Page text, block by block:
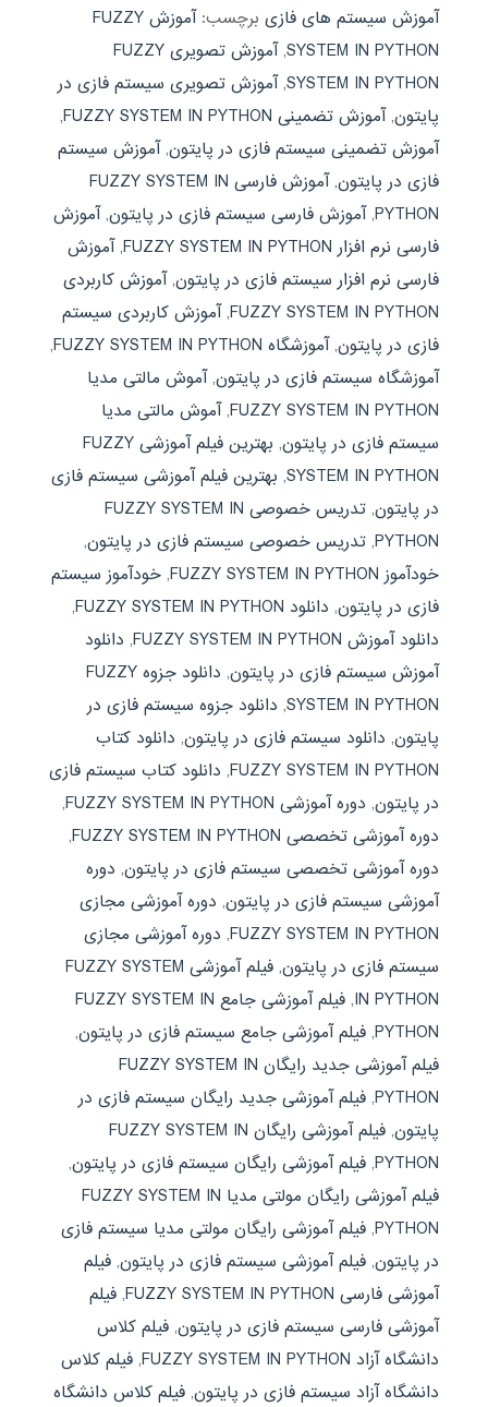
آموزش سیستم های فازی برچسب:
آموزش FUZZY
SYSTEM IN PYTHON
,
آموزش تصویری FUZZY
SYSTEM IN PYTHON
,آموزش تصویری سیستم فازی در
پایتون,آموزش تضمینی FUZZY SYSTEM IN PYTHON
,
آموزش تضمینی سیستم فازی در پایتون,آموزش سیستم
فازی در پایتون,
آموزش فارسی FUZZY SYSTEM IN
PYTHON
,آموزش فارسی سیستم فازی در پایتون,آموزش
فارسی نرم افزار FUZZY SYSTEM IN PYTHON
,آموزش
فارسی نرم افزار سیستم فازی در پایتون,آموزش کاربردی
FUZZY SYSTEM IN PYTHON
,آموزش کاربردی سیستم
فازی در پایتون,آموزشگاه FUZZY SYSTEM IN PYTHON
,
آموزشگاه سیستم فازی در پایتون,آموش مالتی مدیا
FUZZY SYSTEM IN PYTHON
,آموش مالتی مدیا
سیستم فازی در پایتون,
بهترین فیلم آموزشی FUZZY
SYSTEM IN PYTHON
, بهترین فیلم آموزشی سیستم فازی
در پایتون,
تدریس خصوصی FUZZY SYSTEM IN
PYTHON
, تدریس خصوصی سیستم فازی در پایتون,
خودآموز FUZZY SYSTEM IN PYTHON
, خودآموز سیستم
فازی در پایتون, دانلود FUZZY SYSTEM IN PYTHON
,
دانلود آموزش FUZZY SYSTEM IN PYTHON
, دانلود
آموزش سیستم فازی در پایتون,
دانلود جزوه FUZZY
SYSTEM IN PYTHON
, دانلود جزوه سیستم فازی در
پایتون, دانلود سیستم فازی در پایتون, دانلود کتاب
FUZZY SYSTEM IN PYTHON
, دانلود کتاب سیستم فازی
در پایتون, دوره آموزشی FUZZY SYSTEM IN PYTHON
,
دوره آموزشی تخصصی FUZZY SYSTEM IN PYTHON
,
دوره آموزشی تخصصی سیستم فازی در پایتون, دوره
آموزشی سیستم فازی در پایتون, دوره آموزشی مجازی
FUZZY SYSTEM IN PYTHON
, دوره آموزشی مجازی
سیستم فازی در پایتون,
فیلم آموزشی FUZZY SYSTEM
IN PYTHON
,
فیلم آموزشی جامع FUZZY SYSTEM IN
PYTHON
, فیلم آموزشی جامع سیستم فازی در پایتون,
فیلم آموزشی جدید رایگان FUZZY SYSTEM IN
PYTHON
, فیلم آموزشی جدید رایگان سیستم فازی در
پایتون,
فیلم آموزشی رایگان FUZZY SYSTEM IN
PYTHON
, فیلم آموزشی رایگان سیستم فازی در پایتون,
فیلم آموزشی رایگان مولتی مدیا FUZZY SYSTEM IN
PYTHON
, فیلم آموزشی رایگان مولتی مدیا سیستم فازی
در پایتون, فیلم آموزشی سیستم فازی در پایتون, فیلم
آموزشی فارسی FUZZY SYSTEM IN PYTHON
, فیلم
آموزشی فارسی سیستم فازی در پایتون, فیلم کلاس
دانشگاه آزاد FUZZY SYSTEM IN PYTHON
, فیلم کلاس
دانشگاه آزاد سیستم فازی در پایتون, فیلم کلاس دانشگاه